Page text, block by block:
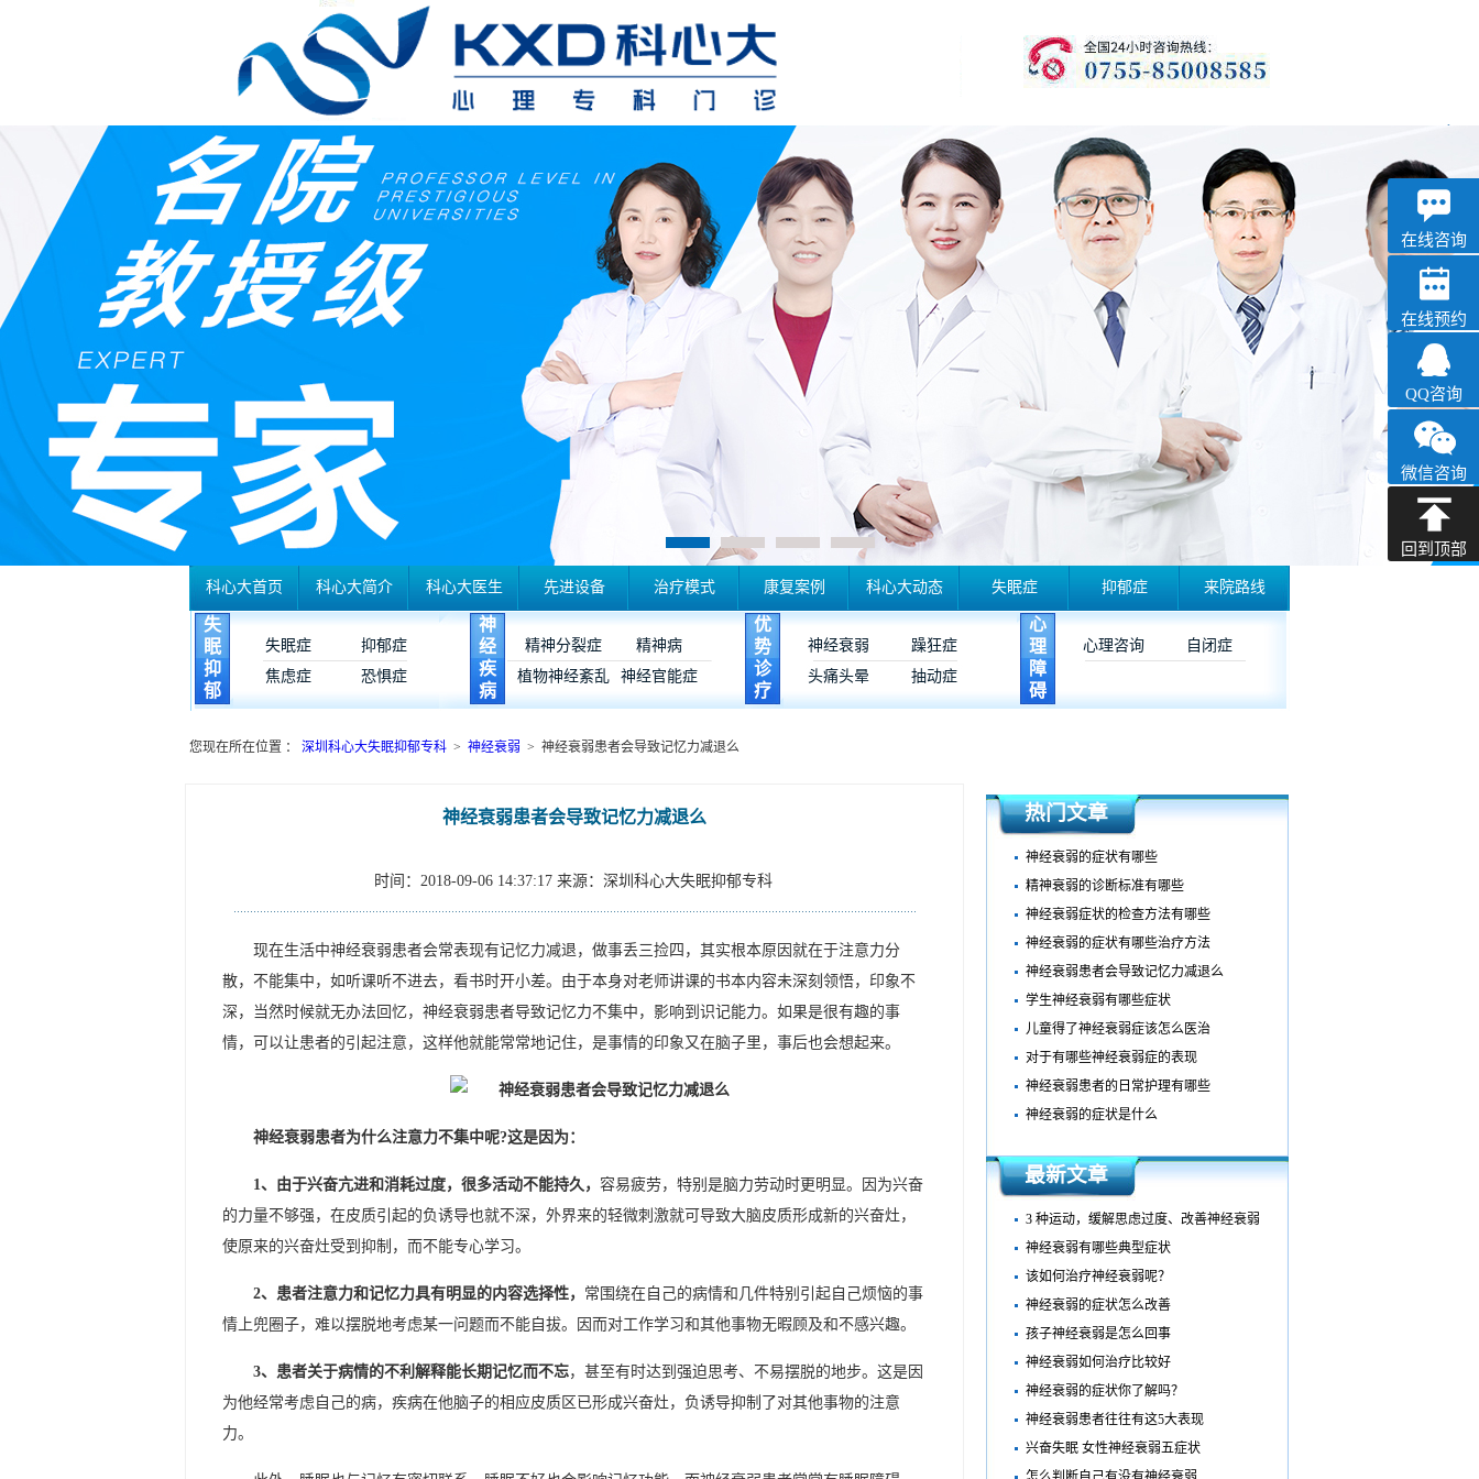
科心大首页 科心大简介 科心大医生 先进设备 治疗模式 康复案例 科心大动态 失眠症 抑郁症 来院路线
失
眠
抑
郁
失眠症
抑郁症
焦虑症
恐惧症
神
经
疾
病
精神分裂症
精神病
植物神经紊乱
神经官能症
优
势
诊
疗
神经衰弱
躁狂症
头痛头晕
抽动症
心
理
障
碍
心理咨询 自闭症
您现在所在位置 ： 深圳科心大失眠抑郁专科 > 神经衰弱 > 神经衰弱患者会导致记忆力减退么
神经衰弱患者会导致记忆力减退么
时间：2018-09-06 14:37:17 来源：深圳科心大失眠抑郁专科
现在生活中神经衰弱患者会常表现有记忆力减退，做事丢三捡四，其实根本原因就在于注意力分
散，不能集中，如听课听不进去，看书时开小差。由于本身对老师讲课的书本内容未深刻领悟，印象不
深，当然时候就无办法回忆，神经衰弱患者导致记忆力不集中，影响到识记能力。如果是很有趣的事
情，可以让患者的引起注意，这样他就能常常地记住，是事情的印象又在脑子里，事后也会想起来。
神经衰弱患者为什么注意力不集中呢?这是因为：
1、由于兴奋亢进和消耗过度，很多活动不能持久， 容易疲劳，特别是脑力劳动时更明显。因为兴奋
的力量不够强，在皮质引起的负诱导也就不深，外界来的轻微刺激就可导致大脑皮质形成新的兴奋灶，
使原来的兴奋灶受到抑制，而不能专心学习。
2、患者注意力和记忆力具有明显的内容选择性， 常围绕在自己的病情和几件特别引起自己烦恼的事
情上兜圈子，难以摆脱地考虑某一问题而不能自拔。因而对工作学习和其他事物无暇顾及和不感兴趣。
3、患者关于病情的不利解释能长期记忆而不忘，甚至有时达到强迫思考、不易摆脱的地步。这是因
为他经常考虑自己的病，疾病在他脑子的相应皮质区已形成兴奋灶，负诱导抑制了对其他事物的注意
力。
热门文章
神经衰弱的症状有哪些
精神衰弱的诊断标准有哪些
神经衰弱症状的检查方法有哪些
神经衰弱的症状有哪些治疗方法
神经衰弱患者会导致记忆力减退么
学生神经衰弱有哪些症状
儿童得了神经衰弱症该怎么医治
对于有哪些神经衰弱症的表现
神经衰弱患者的日常护理有哪些
神经衰弱的症状是什么
最新文章
3 种运动，缓解思虑过度、改善神经衰弱
神经衰弱有哪些典型症状
该如何治疗神经衰弱呢？
神经衰弱的症状怎么改善
孩子神经衰弱是怎么回事
神经衰弱如何治疗比较好
神经衰弱的症状你了解吗？
神经衰弱患者往往有这5大表现
兴奋失眠 女性神经衰弱五症状
优眠
失眠抑郁专科
在线咨询
在线预约
QQ咨询
微信咨询
回到顶部